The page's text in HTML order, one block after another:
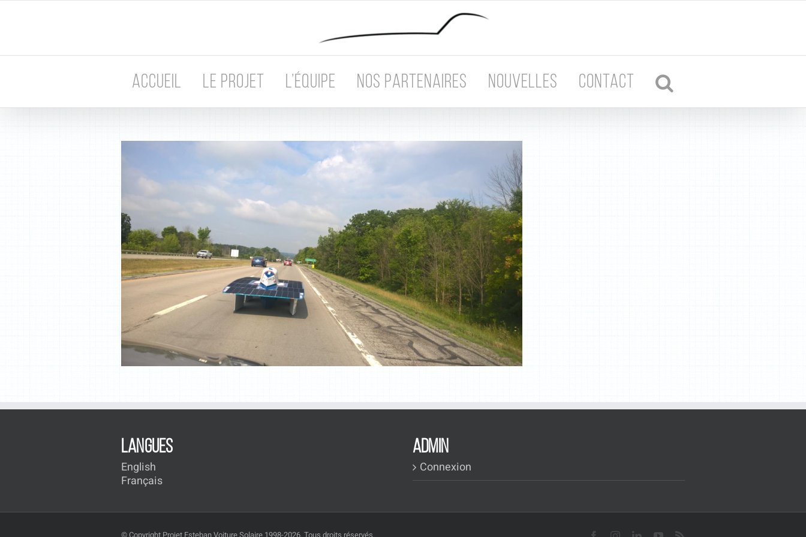
ACCUEIL LE PROJET L’ÉQUIPE NOS PARTENAIRES NOUVELLES CONTACT
LANGUES
English
Français
ADMIN
Connexion